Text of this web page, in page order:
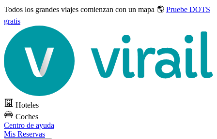
Todos los grandes viajes comienzan con un mapa 🌎 Pruebe DOTS
gratis
Hoteles
Coches
Centro de ayuda
Mis Reservas